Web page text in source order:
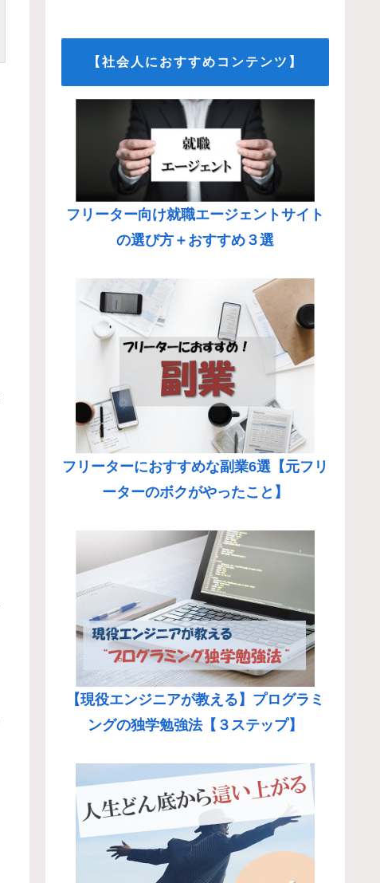
【社会人におすすめコンテンツ】
フリーター向け就職エージェントサイト
の選び方＋おすすめ３選
フリーターにおすすめな副業6選【元フリ
ーターのボクがやったこと】
【現役エンジニアが教える】プログラミ
ングの独学勉強法【３ステップ】